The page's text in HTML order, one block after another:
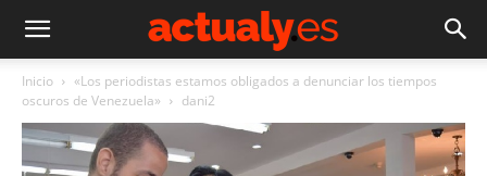
Inicio
«Los periodistas estamos obligados a denunciar los tiempos
oscuros de Venezuela»
dani2